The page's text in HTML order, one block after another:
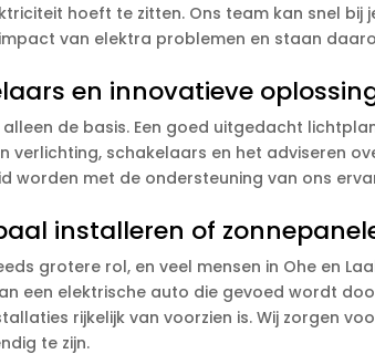
hoeft te zitten. Ons team kan snel
van elektra problemen en staan
en innovatieve
de basis. Een goed uitgedacht
verlichting, schakelaars en het adviseren
worden met de ondersteuning van ons
installeren of
grotere rol, en veel mensen in Ohe en
een elektrische auto die gevoed wordt
rijkelijk van voorzien is. Wij zorgen
te zijn.